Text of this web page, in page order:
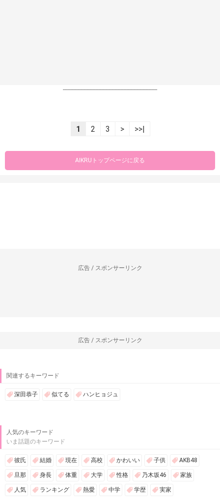
----------------------------------------------------------------
1 2 3 > >>|
AIKRUトップページに戻る
広告 / スポンサーリンク
広告 / スポンサーリンク
関連するキーワード
深田恭子 似てる ハンヒョジュ
人気のキーワード
いま話題のキーワード
彼氏 結婚 現在 高校 かわいい 子供 AKB48
旦那 身長 体重 大学 性格 乃木坂46 家族
人気 ランキング 熱愛 中学 学歴 実家